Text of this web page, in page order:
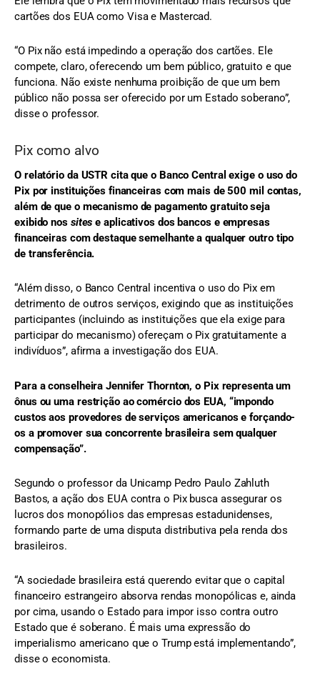
cartões dos EUA como Visa e Mastercad.
“O Pix não está impedindo a operação dos cartões. Ele
compete, claro, oferecendo um bem público, gratuito e que
funciona. Não existe nenhuma proibição de que um bem
público não possa ser oferecido por um Estado soberano”,
disse o professor.
Pix como alvo
O relatório da USTR cita que o Banco Central exige o uso do
Pix por instituições financeiras com mais de 500 mil contas,
além de que o mecanismo de pagamento gratuito seja
exibido nos sites e aplicativos dos bancos e empresas
financeiras com destaque semelhante a qualquer outro tipo
de transferência.
“Além disso, o Banco Central incentiva o uso do Pix em
detrimento de outros serviços, exigindo que as instituições
participantes (incluindo as instituições que ela exige para
participar do mecanismo) ofereçam o Pix gratuitamente a
indivíduos”, afirma a investigação dos EUA.
Para a conselheira Jennifer Thornton, o Pix representa um
ônus ou uma restrição ao comércio dos EUA, “impondo
custos aos provedores de serviços americanos e forçando-
os a promover sua concorrente brasileira sem qualquer
compensação”.
Segundo o professor da Unicamp Pedro Paulo Zahluth
Bastos, a ação dos EUA contra o Pix busca assegurar os
lucros dos monopólios das empresas estadunidenses,
formando parte de uma disputa distributiva pela renda dos
brasileiros.
“A sociedade brasileira está querendo evitar que o capital
financeiro estrangeiro absorva rendas monopólicas e, ainda
por cima, usando o Estado para impor isso contra outro
Estado que é soberano. É mais uma expressão do
imperialismo americano que o Trump está implementando”,
disse o economista.